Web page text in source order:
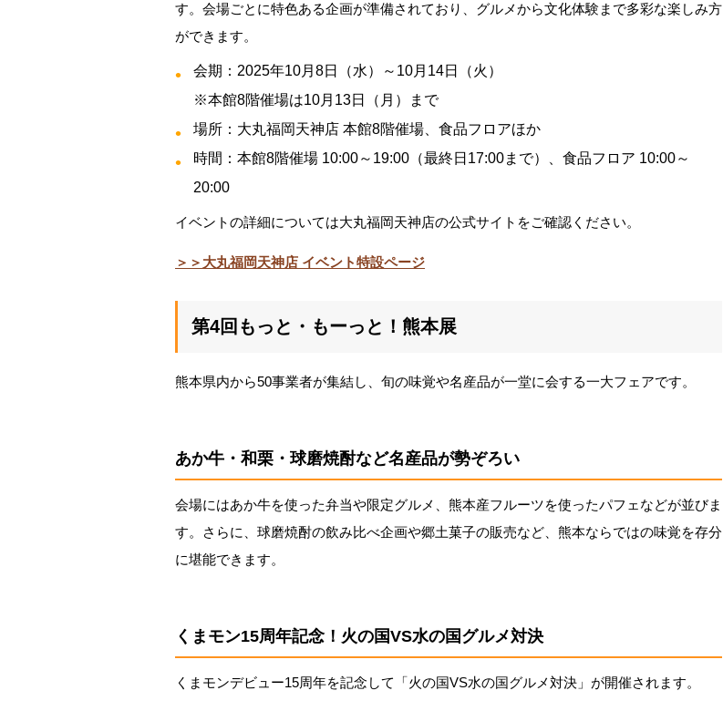
す。会場ごとに特色ある企画が準備されており、グルメから文化体験まで多彩な楽しみ方
ができます。
会期：2025年10月8日（水）～10月14日（火）
※本館8階催場は10月13日（月）まで
場所：大丸福岡天神店 本館8階催場、食品フロアほか
時間：本館8階催場 10:00～19:00（最終日17:00まで）、食品フロア 10:00～
20:00
イベントの詳細については大丸福岡天神店の公式サイトをご確認ください。
＞＞大丸福岡天神店 イベント特設ページ
第4回もっと・もーっと！熊本展
熊本県内から50事業者が集結し、旬の味覚や名産品が一堂に会する一大フェアです。
あか牛・和栗・球磨焼酎など名産品が勢ぞろい
会場にはあか牛を使った弁当や限定グルメ、熊本産フルーツを使ったパフェなどが並びま
す。さらに、球磨焼酎の飲み比べ企画や郷土菓子の販売など、熊本ならではの味覚を存分
に堪能できます。
くまモン15周年記念！火の国VS水の国グルメ対決
くまモンデビュー15周年を記念して「火の国VS水の国グルメ対決」が開催されます。